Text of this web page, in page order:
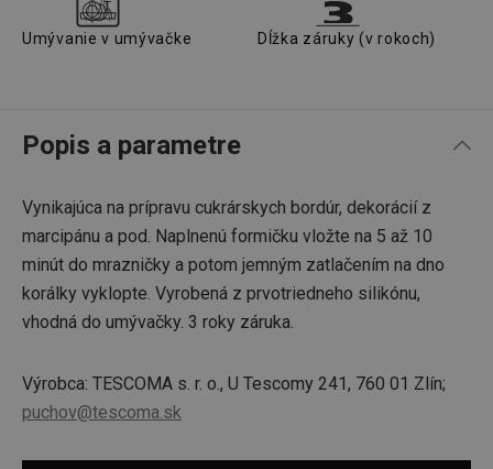
Umývanie v umývačke Dĺžka záruky (v rokoch)
Popis a parametre
Vynikajúca na prípravu cukrárskych bordúr, dekorácií z
marcipánu a pod. Naplnenú formičku vložte na 5 až 10
minút do mrazničky a potom jemným zatlačením na dno
korálky vyklopte. Vyrobená z prvotriedneho silikónu,
vhodná do umývačky. 3 roky záruka.
Výrobca: TESCOMA s. r. o., U Tescomy 241, 760 01 Zlín;
puchov@tescoma.sk